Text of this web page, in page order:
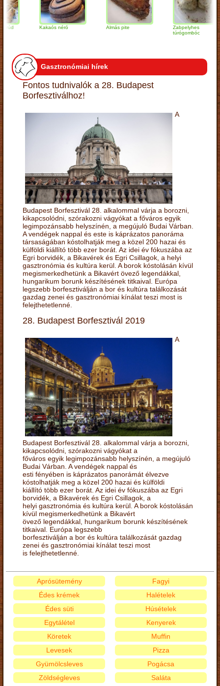
Kakaós néró Almás pite
Zabpelyhes
túrógombóc
Gasztronómiai hírek
Fontos tudnivalók a 28. Budapest
Borfesztiválhoz!
A
Budapest Borfesztivál 28. alkalommal várja a borozni,
kikapcsolódni, szórakozni vágyókat a főváros egyik
legimpozánsabb helyszínén, a megújuló Budai Várban.
A vendégek nappal és este is káprázatos panoráma
társaságában kóstolhatják meg a közel 200 hazai és
külföldi kiállító több ezer borát. Az idei év fókuszába az
Egri borvidék, a Bikavérek és Egri Csillagok, a helyi
gasztronómia és kultúra kerül. A borok kóstolásán kívül
megismerkedhetünk a Bikavért övező legendákkal,
hungarikum borunk készítésének titkaival. Európa
legszebb borfesztiválján a bor és kultúra találkozását
gazdag zenei és gasztronómiai kínálat teszi most is
felejthetetlenné.
28. Budapest Borfesztivál 2019
A
Budapest Borfesztivál 28. alkalommal várja a borozni,
kikapcsolódni, szórakozni vágyókat a
főváros egyik legimpozánsabb helyszínén, a megújuló
Budai Várban. A vendégek nappal és
esti fényében is káprázatos panorámát élvezve
kóstolhatják meg a közel 200 hazai és külföldi
kiállító több ezer borát. Az idei év fókuszába az Egri
borvidék, a Bikavérek és Egri Csillagok, a
helyi gasztronómia és kultúra kerül. A borok kóstolásán
kívül megismerkedhetünk a Bikavért
övező legendákkal, hungarikum borunk készítésének
titkaival. Európa legszebb
borfesztiválján a bor és kultúra találkozását gazdag
zenei és gasztronómiai kínálat teszi most
is felejthetetlenné.
Aprósütemény
Édes krémek
Édes süti
Egytálétel
Fagyi
Halételek
Húsételek
Kenyerek
Köretek
Levesek
Gyümölcsleves
Zöldségleves
Muffin
Pizza
Pogácsa
Saláta